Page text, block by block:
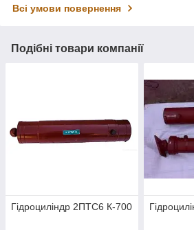
Всі умови повернення
Подібні товари компанії
Гідроциліндр 2ПТС6 К-700